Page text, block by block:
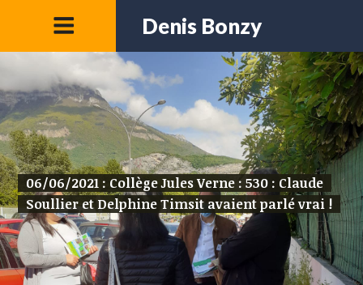
Denis Bonzy
06/06/2021 : Collège Jules Verne : 530 : Claude
Soullier et Delphine Timsit avaient parlé vrai !